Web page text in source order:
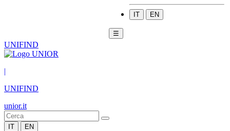
IT EN
☰
UNIFIND
|
UNIFIND
unior.it
IT EN